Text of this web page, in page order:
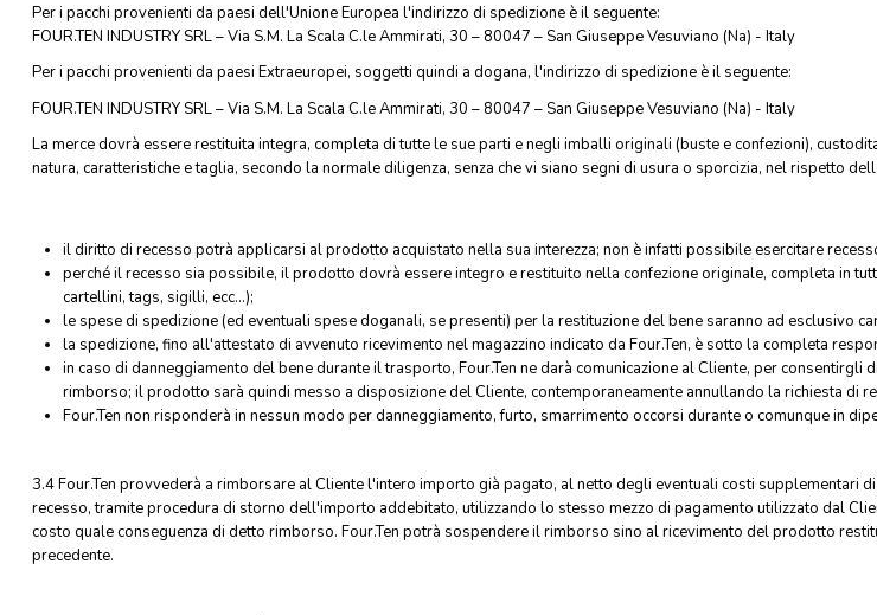
Per i pacchi provenienti da paesi dell'Unione Europea l'indirizzo di spedizione è il seguente:
FOUR.TEN INDUSTRY SRL – Via S.M. La Scala C.le Ammirati, 30 – 80047 – San Giuseppe Vesuviano (Na) - Italy
Per i pacchi provenienti da paesi Extraeuropei, soggetti quindi a dogana, l'indirizzo di spedizione è il seguente:
FOUR.TEN INDUSTRY SRL – Via S.M. La Scala C.le Ammirati, 30 – 80047 – San Giuseppe Vesuviano (Na) - Italy
La merce dovrà essere restituita integra, completa di tutte le sue parti e negli imballi originali (buste e confezioni),
natura, caratteristiche e taglia, secondo la normale diligenza, senza che vi siano segni di usura o sporcizia, nel rispetto
il diritto di recesso potrà applicarsi al prodotto acquistato nella sua interezza; non è infatti possibile esercitare
perché il recesso sia possibile, il prodotto dovrà essere integro e restituito nella confezione originale, completa in
cartellini, tags, sigilli, ecc...);
le spese di spedizione (ed eventuali spese doganali, se presenti) per la restituzione del bene saranno ad esclusivo
la spedizione, fino all'attestato di avvenuto ricevimento nel magazzino indicato da Four.Ten, è sotto la completa
in caso di danneggiamento del bene durante il trasporto, Four.Ten ne darà comunicazione al Cliente, per
rimborso; il prodotto sarà quindi messo a disposizione del Cliente, contemporaneamente annullando la richiesta di
Four.Ten non risponderà in nessun modo per danneggiamento, furto, smarrimento occorsi durante o comunque in
3.4 Four.Ten provvederà a rimborsare al Cliente l'intero importo già pagato, al netto degli eventuali costi supplementari
recesso, tramite procedura di storno dell'importo addebitato, utilizzando lo stesso mezzo di pagamento utilizzato dal
costo quale conseguenza di detto rimborso. Four.Ten potrà sospendere il rimborso sino al ricevimento del prodotto
precedente.